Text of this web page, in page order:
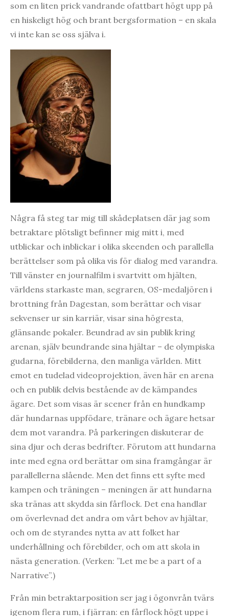
som en liten prick vandrande ofattbart högt upp på
en hiskeligt hög och brant bergsformation – en skala
vi inte kan se oss själva i.
Några få steg tar mig till skådeplatsen där jag som
betraktare plötsligt befinner mig mitt i, med
utblickar och inblickar i olika skeenden och parallella
berättelser som på olika vis för dialog med varandra.
Till vänster en journalfilm i svartvitt om hjälten,
världens starkaste man, segraren, OS-medaljören i
brottning från Dagestan, som berättar och visar
sekvenser ur sin karriär, visar sina högresta,
glänsande pokaler. Beundrad av sin publik kring
arenan, själv beundrande sina hjältar – de olympiska
gudarna, förebilderna, den manliga världen. Mitt
emot en tudelad videoprojektion, även här en arena
och en publik delvis bestående av de kämpandes
ägare. Det som visas är scener från en hundkamp
där hundarnas uppfödare, tränare och ägare hetsar
dem mot varandra. På parkeringen diskuterar de
sina djur och deras bedrifter. Förutom att hundarna
inte med egna ord berättar om sina framgångar är
parallellerna slående. Men det finns ett syfte med
kampen och träningen – meningen är att hundarna
ska tränas att skydda sin fårflock. Det ena handlar
om överlevnad det andra om vårt behov av hjältar,
och om de styrandes nytta av att folket har
underhållning och förebilder, och om att skola in
nästa generation. (Verken: ”Let me be a part of a
Narrative”.)
Från min betraktarposition ser jag i ögonvrån tvärs
igenom flera rum, i fjärran: en fårflock högt uppe i